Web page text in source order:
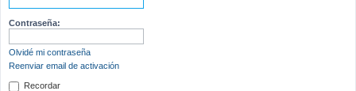
Contraseña:
Olvidé mi contraseña
Reenviar email de activación
Recordar